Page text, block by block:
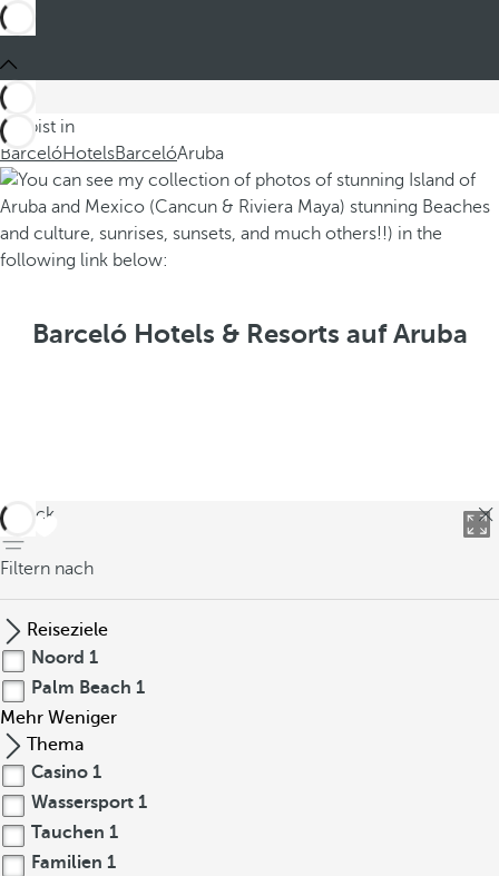
Du bist in
BarcelóHotelsBarcelóAruba
Barceló Hotels & Resorts auf Aruba
zurück
Filtern nach
Reiseziele
Noord 1
Palm Beach 1
Mehr Weniger
Thema
Casino 1
Wassersport 1
Tauchen 1
Familien 1